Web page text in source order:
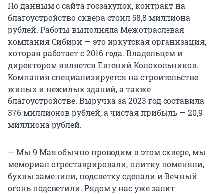
По данным с сайта госзакупок, контракт на
благоустройство сквера стоил 58,8 миллиона
рублей. Работы выполняла Межотраслевая
компания Сибири — это иркутская организация,
которая работает с 2016 года. Владельцем и
директором является Евгений Колокольников.
Компания специализируется на строительстве
жилых и нежилых зданий, а также
благоустройстве. Выручка за 2023 год составила
376 миллионов рублей, а чистая прибыль — 20,9
миллиона рублей.
— Мы 9 Мая обычно проводим в этом сквере, мы
мемориал отреставрировали, плитку поменяли,
буквы заменили, подсветку сделали и Вечный
огонь подсветили. Рядом у нас уже залит